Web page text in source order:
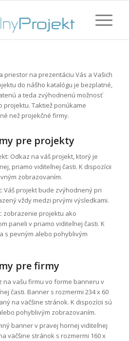
priestor na prezentáciu Vás a Vašich
do nášho katalógu je bezplatné,
a teda zvýhodnenú možnosť
projektu. Taktiež ponúkame
než projekčné firmy.
pre projekty
Odkaz na váš projekt, ktorý je
priamo viditeľnej časti. K dispozícii
zobrazovaním.
Váš projekt bude zvýhodnený pri
vždy medzi prvými výsledkami.
zobrazenie projektu ako
paneli v priamo viditeľnej časti. K
s pevným alebo pohyblivým
pre firmy
na vašu firmu vo forme banneru v
časti. Banner s rozmermi 234 x 60
na väčšine stránok. K dispozícii sú
pohyblivým zobrazovaním.
banner v pravej hornej viditeľnej
väčšine stránok s rozmermi 160 x